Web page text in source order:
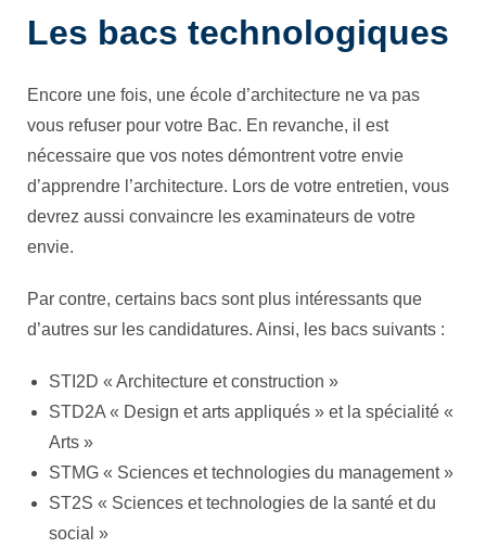
Les bacs technologiques
Encore une fois, une école d’architecture ne va pas
vous refuser pour votre Bac. En revanche, il est
nécessaire que vos notes démontrent votre envie
d’apprendre l’architecture. Lors de votre entretien, vous
devrez aussi convaincre les examinateurs de votre
envie.
Par contre, certains bacs sont plus intéressants que
d’autres sur les candidatures. Ainsi, les bacs suivants :
STI2D « Architecture et construction »
STD2A « Design et arts appliqués » et la spécialité «
Arts »
STMG « Sciences et technologies du management »
ST2S « Sciences et technologies de la santé et du
social »